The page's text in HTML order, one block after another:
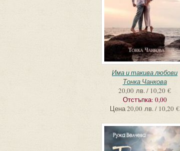
Има и такива любови
Тонка Чанкова
20,00 лв. / 10,20 €
Отстъпка: 0,00
Цена20,00 лв. / 10,20 €